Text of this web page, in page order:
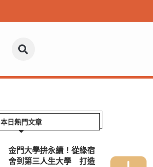
本日熱門文章
金門大學拚永續！從綠宿
舍到第三人生大學 打造